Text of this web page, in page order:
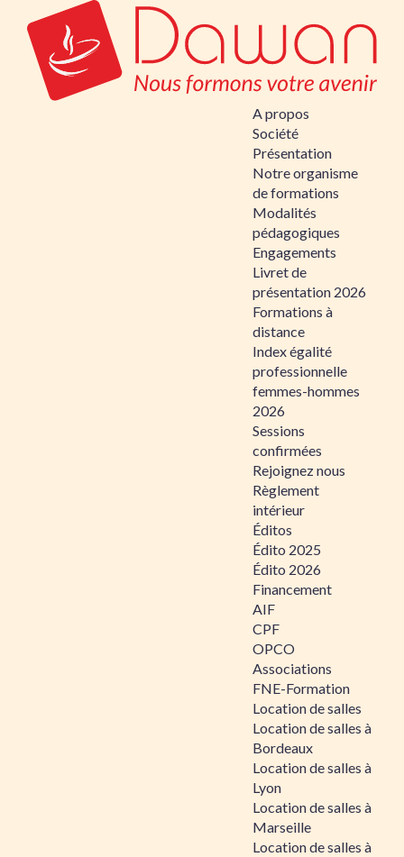
A propos
Société
Présentation
Notre organisme
de formations
Modalités
pédagogiques
Engagements
Livret de
présentation 2026
Formations à
distance
Index égalité
professionnelle
femmes-hommes
2026
Sessions
confirmées
Rejoignez nous
Règlement
intérieur
Éditos
Édito 2025
Édito 2026
Financement
AIF
CPF
OPCO
Associations
FNE-Formation
Location de salles
Location de salles à
Bordeaux
Location de salles à
Lyon
Location de salles à
Marseille
Location de salles à